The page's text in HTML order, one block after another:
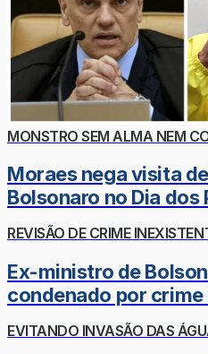
MONSTRO SEM ALMA NEM
Moraes nega visita
Bolsonaro no Dia dos
REVISÃO DE CRIME
Ex-ministro de
condenado por
EVITANDO INVASÃO DAS